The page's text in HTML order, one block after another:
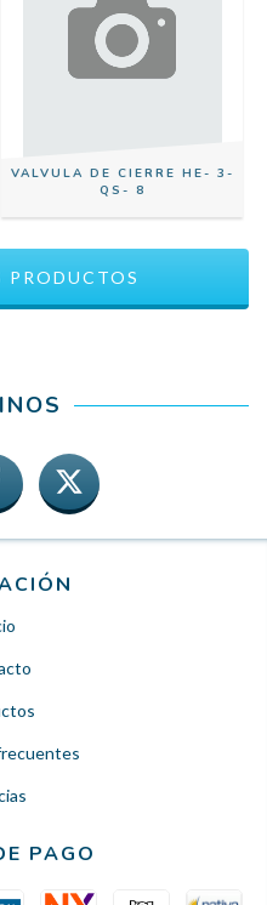
VALVULA DE CIERRE HE- 3-
QS- 8
PRODUCTOS
PAGO